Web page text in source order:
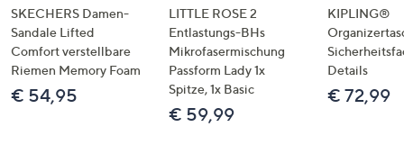
SKECHERS Damen-
Sandale Lifted
Comfort verstellbare
Riemen Memory Foam
€ 54,95
LITTLE ROSE 2
Entlastungs-BHs
Mikrofasermischung
Passform Lady 1x
Spitze, 1x Basic
€ 59,99
KIPLING®
Details
€ 72,99